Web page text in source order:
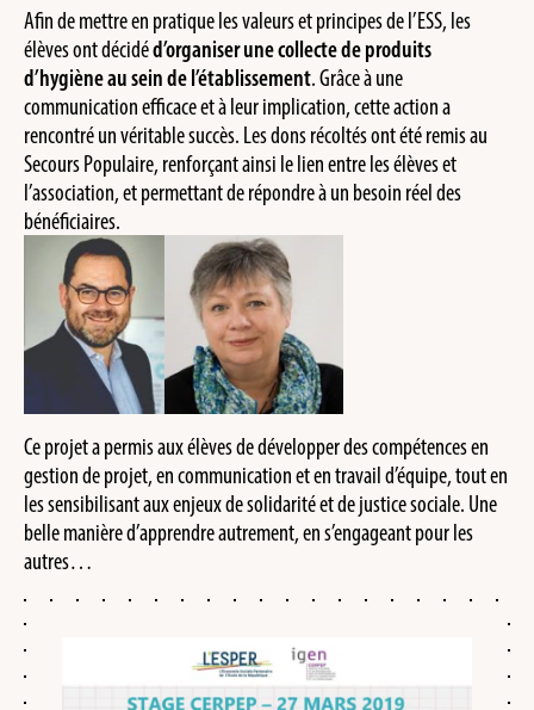
Afin de mettre en pratique les valeurs et principes de l’ESS, les
élèves ont décidéd’organiser une collecte de produits
d’hygiène au sein de l’établissement. Grâce à une
communication efficace et à leur implication, cette action a
rencontré un véritable succès. Les dons récoltés ont été remis au
Secours Populaire, renforçant ainsi le lien entre les élèves et
l’association, et permettant de répondre à un besoin réel des
bénéficiaires.
Ce projet a permis aux élèves de développer des compétences en
gestion de projet, en communication et en travail d’équipe, tout en
les sensibilisant aux enjeux de solidarité et de justice sociale. Une
belle manière d’apprendre autrement, en s’engageant pour les
autres…